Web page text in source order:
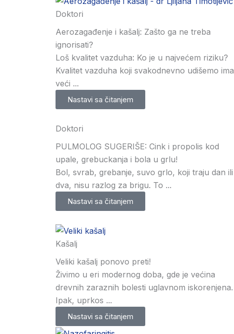
Doktori
Aerozagađenje i kašalj: Zašto ga ne treba
ignorisati?
Loš kvalitet vazduha: Ko je u najvećem riziku?
Kvalitet vazduha koji svakodnevno udišemo ima
veći ...
Nastavi sa čitanjem
Doktori
PULMOLOG SUGERIŠE: Cink i propolis kod
upale, grebuckanja i bola u grlu!
Bol, svrab, grebanje, suvo grlo, koji traju dan ili
dva, nisu razlog za brigu. To ...
Nastavi sa čitanjem
Kašalj
Veliki kašalj ponovo preti!
Živimo u eri modernog doba, gde je većina
drevnih zaraznih bolesti uglavnom iskorenjena.
Ipak, uprkos ...
Nastavi sa čitanjem